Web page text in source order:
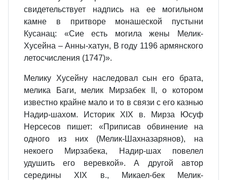
свидетельствует надпись на ее могильном
камне в притворе монашеской пустыни
Кусанац: «Сиe есть могила жены Мелик-
Хусейна – Анны-хатун, В году 1196 армянского
летосчисления (1747)».
Мелику Хусейну наследовал сын его брата,
мелика Баги, мелик Мирзабек II, о котором
известно крайне мало и то в связи с его казнью
Надир-шахом. Историк XIX в. Мирза Юсуф
Нерсесов пишет: «Приписав обвинение на
одного из них (Мелик-Шахназарянов), на
некоего Мирзабека, Надир-шах повелел
удушить его веревкой». А другой автор
середины XIX в., Микаел-бек Мелик-